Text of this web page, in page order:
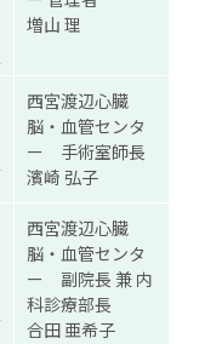
増山 理
西宮渡辺心臓
脳・血管センタ
ー 手術室師長
濱崎 弘子
西宮渡辺心臓
脳・血管センタ
ー 副院長 兼 内
科診療部長
合田 亜希子